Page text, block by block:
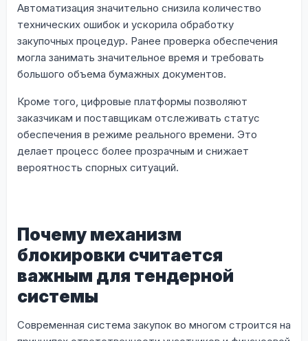
Автоматизация значительно снизила количество
технических ошибок и ускорила обработку
закупочных процедур. Ранее проверка обеспечения
могла занимать значительное время и требовать
большого объема бумажных документов.
Кроме того, цифровые платформы позволяют
заказчикам и поставщикам отслеживать статус
обеспечения в режиме реального времени. Это
делает процесс более прозрачным и снижает
вероятность спорных ситуаций.
Почему механизм
блокировки считается
важным для тендерной
системы
Современная система закупок во многом строится на